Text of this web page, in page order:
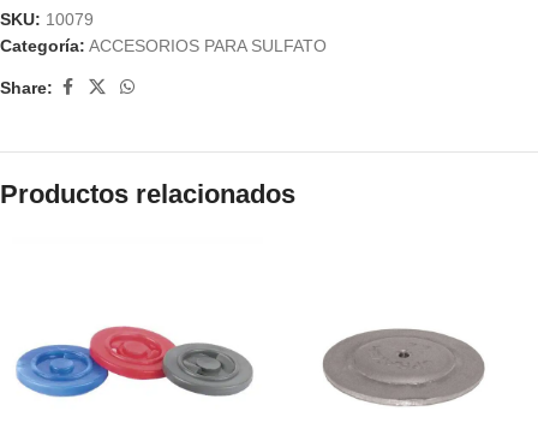
SKU: 10079
Categoría: ACCESORIOS PARA SULFATO
Share:
Productos relacionados